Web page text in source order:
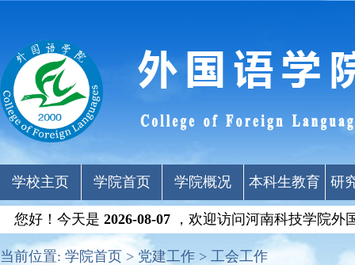
学校主页 学院首页 学院概况 本科生教育 研
您好！今天是 2026-08-07 ，欢迎访问河南科技学院外
当前位置: 学院首页 > 党建工作 > 工会工作